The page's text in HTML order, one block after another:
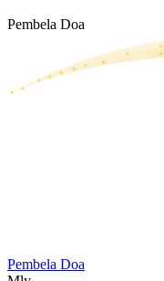
Pembela Doa
Pembela Doa